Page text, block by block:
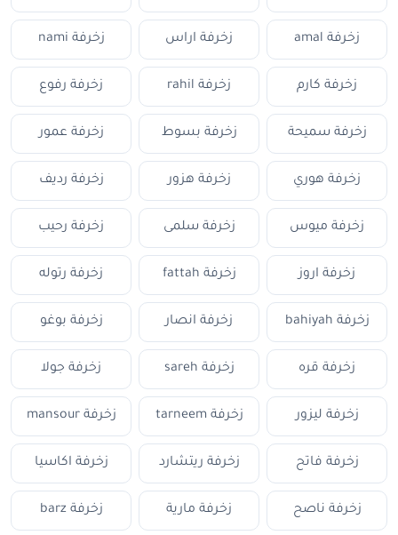
زخرفة amal زخرفة اراس زخرفة nami
زخرفة كارم زخرفة rahil زخرفة رفوع
زخرفة سميحة زخرفة بسوط زخرفة عمور
زخرفة هوري زخرفة هزور زخرفة رديف
زخرفة ميوس زخرفة سلمى زخرفة رحيب
زخرفة اروز زخرفة fattah زخرفة رتوله
زخرفة bahiyah زخرفة انصار زخرفة بوغو
زخرفة قره زخرفة sareh زخرفة جولا
زخرفة ليزور زخرفة tarneem زخرفة mansour
زخرفة فاتح زخرفة ريتشارد زخرفة اكاسيا
زخرفة ناصح زخرفة مارية زخرفة barz